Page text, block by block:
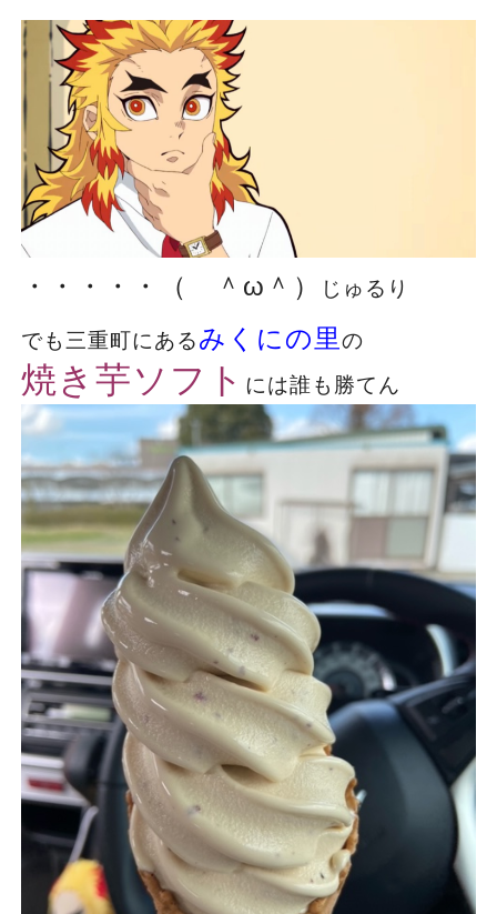
・・・・・（ ＾ω＾） じゅるり
でも三重町にあるみくにの里の
焼き芋ソフト には誰も勝てん